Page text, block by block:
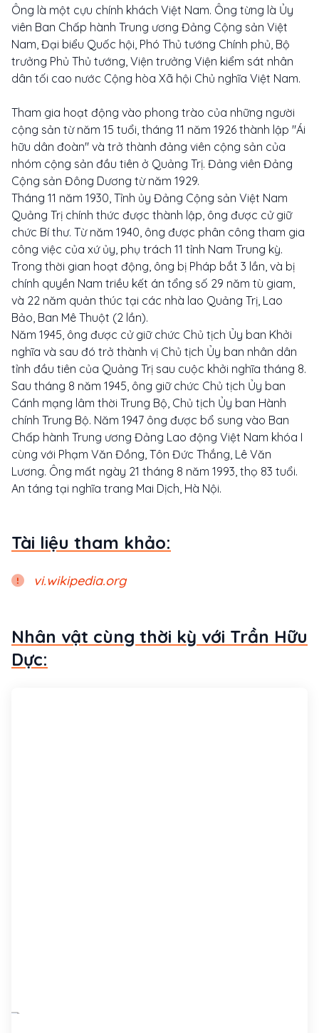
Ông là một cựu chính khách Việt Nam. Ông từng là Ủy
viên Ban Chấp hành Trung ương Đảng Cộng sản Việt
Nam, Đại biểu Quốc hội, Phó Thủ tướng Chính phủ, Bộ
trưởng Phủ Thủ tướng, Viện trưởng Viện kiểm sát nhân
dân tối cao nước Cộng hòa Xã hội Chủ nghĩa Việt Nam.
Tham gia hoạt động vào phong trào của những người
cộng sản từ năm 15 tuổi, tháng 11 năm 1926 thành lập "Ái
hữu dân đoàn" và trở thành đảng viên cộng sản của
nhóm cộng sản đầu tiên ở Quảng Trị. Đảng viên Đảng
Cộng sản Đông Dương từ năm 1929.
Tháng 11 năm 1930, Tỉnh ủy Đảng Cộng sản Việt Nam
Quảng Trị chính thức được thành lập, ông được cử giữ
chức Bí thư. Từ năm 1940, ông được phân công tham gia
công việc của xứ ủy, phụ trách 11 tỉnh Nam Trung kỳ.
Trong thời gian hoạt động, ông bị Pháp bắt 3 lần, và bị
chính quyền Nam triều kết án tổng số 29 năm tù giam,
và 22 năm quản thúc tại các nhà lao Quảng Trị, Lao
Bảo, Ban Mê Thuột (2 lần).
Năm 1945, ông được cử giữ chức Chủ tịch Ủy ban Khởi
nghĩa và sau đó trở thành vị Chủ tịch Ủy ban nhân dân
tỉnh đầu tiên của Quảng Trị sau cuộc khởi nghĩa tháng 8.
Sau tháng 8 năm 1945, ông giữ chức Chủ tịch Ủy ban
Cánh mạng lâm thời Trung Bộ, Chủ tịch Ủy ban Hành
chính Trung Bộ. Năm 1947 ông được bổ sung vào Ban
Chấp hành Trung ương Đảng Lao động Việt Nam khóa I
cùng với Phạm Văn Đồng, Tôn Đức Thắng, Lê Văn
Lương. Ông mất ngày 21 tháng 8 năm 1993, thọ 83 tuổi.
An táng tại nghĩa trang Mai Dịch, Hà Nội.
Tài liệu tham khảo:
vi.wikipedia.org
Nhân vật cùng thời kỳ với Trần Hữu
Dực: